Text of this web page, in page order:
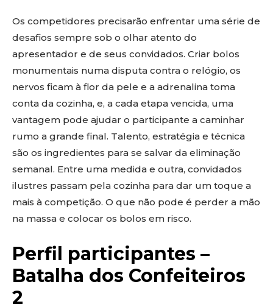
Os competidores precisarão enfrentar uma série de
desafios sempre sob o olhar atento do
apresentador e de seus convidados. Criar bolos
monumentais numa disputa contra o relógio, os
nervos ficam à flor da pele e a adrenalina toma
conta da cozinha, e, a cada etapa vencida, uma
vantagem pode ajudar o participante a caminhar
rumo a grande final. Talento, estratégia e técnica
são os ingredientes para se salvar da eliminação
semanal. Entre uma medida e outra, convidados
ilustres passam pela cozinha para dar um toque a
mais à competição. O que não pode é perder a mão
na massa e colocar os bolos em risco.
Perfil participantes –
Batalha dos Confeiteiros
2